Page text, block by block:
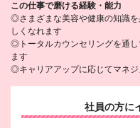
この仕事で磨ける経験・能力
◎さまざまな美容や健康の知識
しくなれます
◎トータルカウンセリングを通
ます
◎キャリアアップに応じてマネ
社員の方に